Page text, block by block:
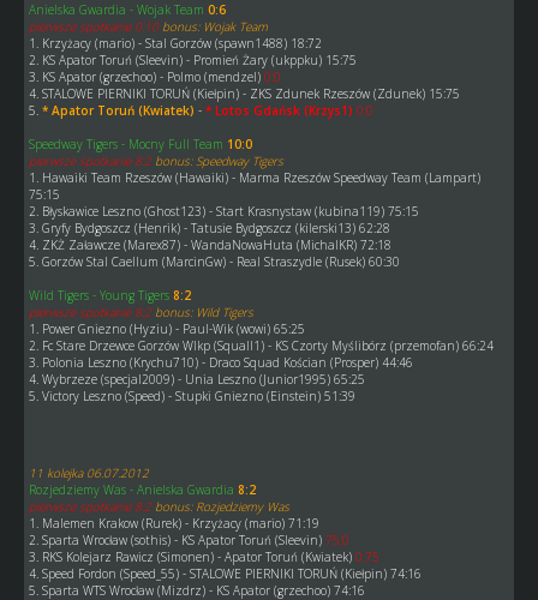
Anielska Gwardia - Wojak Team 0:6
pierwsze spotkanie 0:10 bonus: Wojak Team
1. Krzyżacy (mario) - Stal Gorzów (spawn1488) 18:72
2. KS Apator Toruń (Sleevin) - Promień Żary (ukppku) 15:75
3. KS Apator (grzechoo) - Polmo (mendzel) 0:0
4. STALOWE PIERNIKI TORUŃ (Kiełpin) - ZKS Zdunek Rzeszów (Zdunek) 15:75
5. * Apator Toruń (Kwiatek) - * Lotos Gdańsk (Krzys1) 0:0
Speedway Tigers - Mocny Full Team 10:0
pierwsze spotkanie 8:2 bonus: Speedway Tigers
1. Hawaiki Team Rzeszów (Hawaiki) - Marma Rzeszów Speedway Team (Lampart)
75:15
2. Błyskawice Leszno (Ghost123) - Start Krasnystaw (kubina119) 75:15
3. Gryfy Bydgoszcz (Henrik) - Tatusie Bydgoszcz (kilerski13) 62:28
4. ZKŻ Załawcze (Marex87) - WandaNowaHuta (MichalKR) 72:18
5. Gorzów Stal Caellum (MarcinGw) - Real Straszydle (Rusek) 60:30
Wild Tigers - Young Tigers 8:2
pierwsze spotkanie 8:2 bonus: Wild Tigers
1. Power Gniezno (Hyziu) - Paul-Wik (wowi) 65:25
2. Fc Stare Drzewce Gorzów Wlkp (Squall1) - KS Czorty Myślibórz (przemofan) 66:24
3. Polonia Leszno (Krychu710) - Draco Squad Kościan (Prosper) 44:46
4. Wybrzeze (specjal2009) - Unia Leszno (Junior1995) 65:25
5. Victory Leszno (Speed) - Stupki Gniezno (Einstein) 51:39
11 kolejka 06.07.2012
Rozjedziemy Was - Anielska Gwardia 8:2
pierwsze spotkanie 8:2 bonus: Rozjedziemy Was
1. Malemen Krakow (Rurek) - Krzyżacy (mario) 71:19
2. Sparta Wrocław (sothis) - KS Apator Toruń (Sleevin) 75:0
3. RKS Kolejarz Rawicz (Simonen) - Apator Toruń (Kwiatek) 0:75
4. Speed Fordon (Speed_55) - STALOWE PIERNIKI TORUŃ (Kiełpin) 74:16
5. Sparta WTS Wrocław (Mizdrz) - KS Apator (grzechoo) 74:16